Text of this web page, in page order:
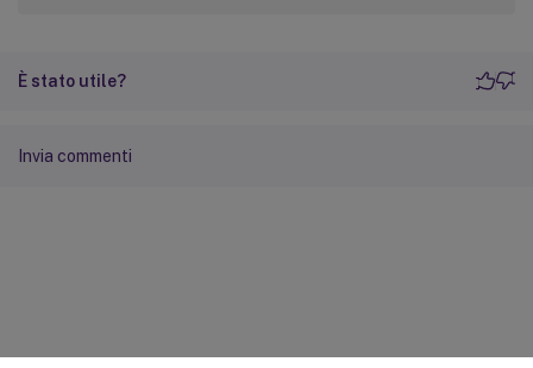
È stato utile?
Invia commenti